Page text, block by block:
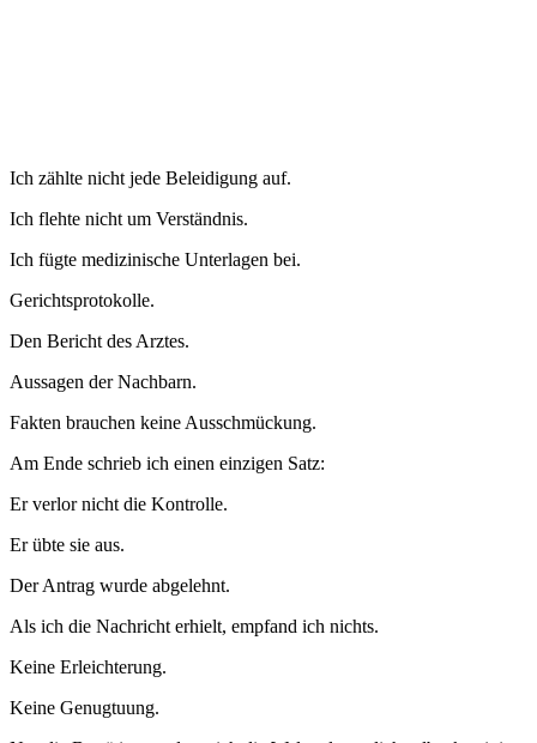
Ich zählte nicht jede Beleidigung auf.
Ich flehte nicht um Verständnis.
Ich fügte medizinische Unterlagen bei.
Gerichtsprotokolle.
Den Bericht des Arztes.
Aussagen der Nachbarn.
Fakten brauchen keine Ausschmückung.
Am Ende schrieb ich einen einzigen Satz:
Er verlor nicht die Kontrolle.
Er übte sie aus.
Der Antrag wurde abgelehnt.
Als ich die Nachricht erhielt, empfand ich nichts.
Keine Erleichterung.
Keine Genugtuung.